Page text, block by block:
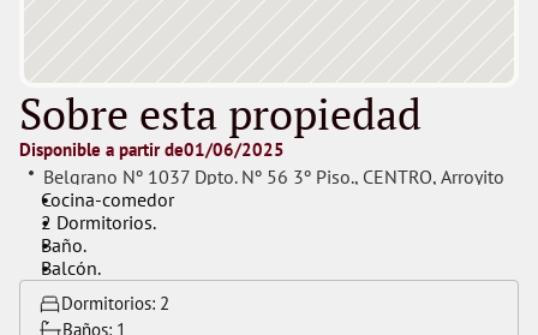
Sobre esta propiedad
Disponible a partir de01/06/2025
Belgrano Nº 1037 Dpto. Nº 56 3º Piso., CENTRO, Arroyito
Cocina-comedor
2 Dormitorios.
Baño.
Balcón.
Dormitorios: 2
Baños: 1